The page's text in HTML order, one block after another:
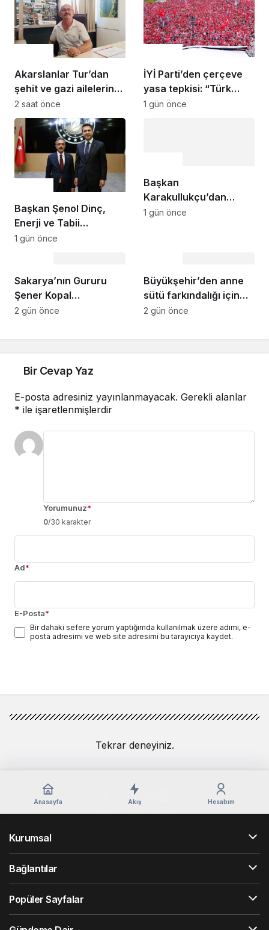
Akarslanlar Tur’dan
şehit ve gazi ailelerine
anlamlı destek
2 saat önce
İYİ Parti’den çerçeve
yasa tepkisi: “Türk
milletine hesap
1 gün önce
Başkan Şenol Dinç,
Enerji ve Tabii
Kaynaklar Bakanı
1 gün önce
Başkan
Karakullukçu’dan
Sakarya Muşlular
1 gün önce
Sakarya’nın Gururu
Şener Kopal
Tümgeneralliğe Terfi
2 gün önce
Büyükşehir’den anne
sütü farkındalığı için
anlamlı buluşma
2 gün önce
Bir Cevap Yaz
E-posta adresiniz yayınlanmayacak. Gerekli alanlar
* ile işaretlenmişlerdir
Yorumunuz*
0/30 karakter
Ad*
E-Posta*
Bir dahaki sefere yorum yaptığımda kullanılmak üzere adımı, e-
posta adresimi ve web site adresimi bu tarayıcıya kaydet.
Tekrar deneyiniz.
Anasayfa Akış Hesabım
Kurumsal
Bağlantılar
Popüler Sayfalar